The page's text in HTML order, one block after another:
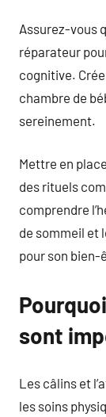
Assurez-vous
réparateur
cognitive.
chambre de
sereinement.
Mettre en
des rituels
comprendre
de sommeil et
pour son bien-
sont
Les câlins et
les soins